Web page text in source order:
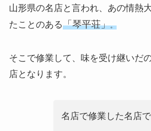
山形県の名店と言われ、あの情熱
たことのある「琴平荘」。
そこで修業して、味を受け継いだ
店となります。
名店で修業した名店